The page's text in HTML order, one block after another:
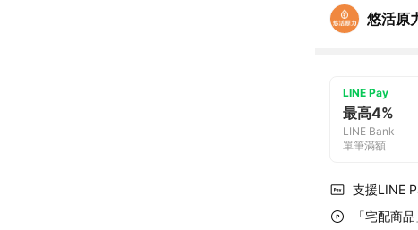
悠活原
LINE Pay
最高4%
LINE Bank
單筆滿額
支援LINE
「宅配商